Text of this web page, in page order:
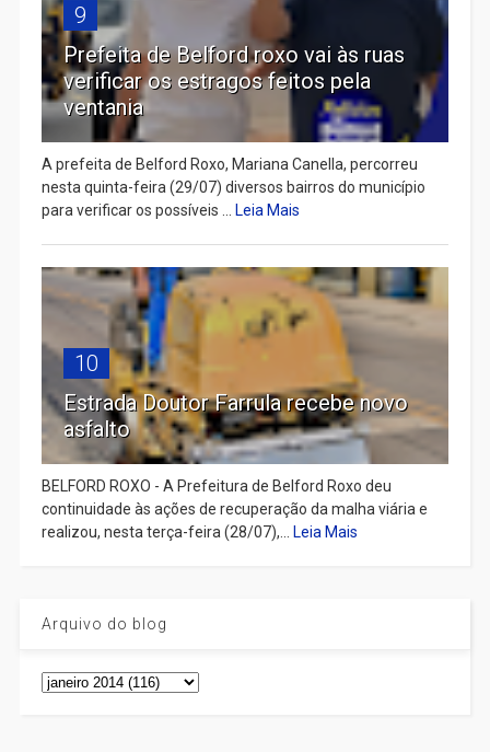
9
Prefeita de Belford roxo vai às ruas
verificar os estragos feitos pela
ventania
A prefeita de Belford Roxo, Mariana Canella, percorreu
nesta quinta-feira (29/07) diversos bairros do município
para verificar os possíveis ...
Leia Mais
10
Estrada Doutor Farrula recebe novo
asfalto
BELFORD ROXO - A Prefeitura de Belford Roxo deu
continuidade às ações de recuperação da malha viária e
realizou, nesta terça-feira (28/07),...
Leia Mais
Arquivo do blog